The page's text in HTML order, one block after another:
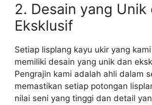
2. Desain yang Unik
Eksklusif
Setiap lisplang kayu ukir yang
memiliki desain yang unik dan
Pengrajin kami adalah ahli dalam
memastikan setiap potongan
nilai seni yang tinggi dan detail